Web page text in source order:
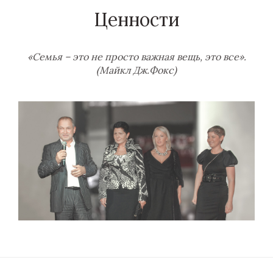
Ценности
«Семья – это не просто важная вещь, это все».
(Майкл Дж.Фокс)